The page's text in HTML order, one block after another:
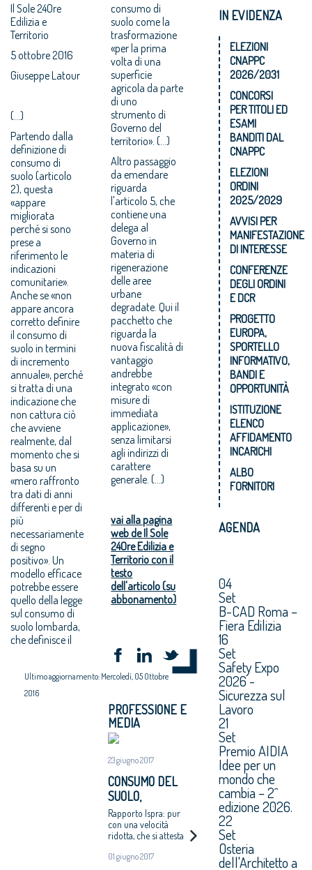
Il Sole 24Ore
Edilizia e
Territorio
5 ottobre 2016
Giuseppe Latour
(...)
Partendo dalla
definizione di
consumo di
suolo (articolo
2), questa
«appare
migliorata
perché si sono
prese a
riferimento le
indicazioni
comunitarie».
Anche se «non
appare ancora
corretto definire
il consumo di
suolo in termini
di incremento
annuale», perché
si tratta di una
indicazione che
non cattura ciò
che avviene
realmente, dal
momento che si
basa su un
«mero raffronto
tra dati di anni
differenti e per di
più
necessariamente
di segno
positivo». Un
modello efficace
potrebbe essere
quello della legge
sul consumo di
suolo lombarda,
che definisce il
consumo di
suolo come la
trasformazione
«per la prima
volta di una
superficie
agricola da parte
di uno
strumento di
Governo del
territorio». (...)
Altro passaggio
da emendare
riguarda
l'articolo 5, che
contiene una
delega al
Governo in
materia di
rigenerazione
delle aree
urbane
degradate. Qui il
pacchetto che
riguarda la
nuova fiscalità di
vantaggio
andrebbe
integrato «con
misure di
immediata
applicazione»,
senza limitarsi
agli indirizzi di
carattere
generale. (...)
vai alla pagina
web de Il Sole
24Ore Edilizia e
Territorio con il
testo
dell'articolo (su
abbonamento)
Ultimo aggiornamento: Mercoledì, 05 Ottobre
2016
PROFESSIONE E
MEDIA
23 giugno 2017
CONSUMO DEL
SUOLO,
NONOSTANTE LA
CRISI EDIFICATI IN
SETTE MESI 30
ETTARI AL
Rapporto Ispra: pur
con una velocità
ridotta, che si attesta
al secondo, il
01 giugno 2017
IN EVIDENZA
ELEZIONI
CNAPPC
2026/2031
CONCORSI
PER TITOLI ED
ESAMI
BANDITI DAL
CNAPPC
ELEZIONI
ORDINI
2025/2029
AVVISI PER
MANIFESTAZIONE
DI INTERESSE
CONFERENZE
DEGLI ORDINI
E DCR
PROGETTO
EUROPA,
SPORTELLO
INFORMATIVO,
BANDI E
OPPORTUNITÀ
ISTITUZIONE
ELENCO
AFFIDAMENTO
INCARICHI
ALBO
FORNITORI
AGENDA
04
Set
B-CAD Roma –
Fiera Edilizia
16
Set
Safety Expo
2026 -
Sicurezza sul
Lavoro
21
Set
Premio AIDIA
Idee per un
mondo che
cambia – 2^
edizione 2026.
22
Set
Osteria
dell'Architetto a